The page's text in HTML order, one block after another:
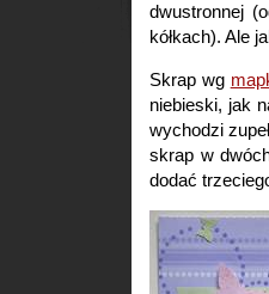
dwustronnej
kółkach). Ale
Skrap wg
niebieski, jak
wychodzi
skrap w
dodać